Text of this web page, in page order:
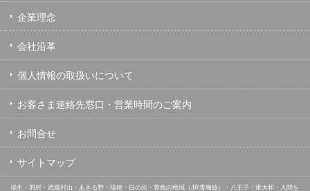
企業理念
会社沿革
個人情報の取扱いについて
お客さま連絡先窓口・営業時間のご案内
お問合せ
サイトマップ
福生・羽村・武蔵村山・あきる野・瑞穂・日の出・青梅の地域（JR青梅線）・八王子・東大和・入間を